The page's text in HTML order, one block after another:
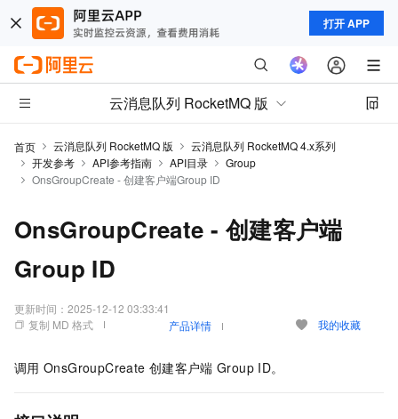
打开 APP
云消息队列 RocketMQ 版
首页 云消息队列 RocketMQ 版
云消息队列 RocketMQ 4.x系列
开发参考
API参考指南 API目录
Group
OnsGroupCreate - 创建客户端Group ID
OnsGroupCreate - 创建客户端
Group ID
更新时间： 2025-12-12 03:33:41
复制 MD 格式
产品详情 我的收藏
调用 OnsGroupCreate 创建客户端 Group ID。